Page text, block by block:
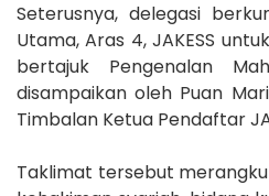
Seterusnya, delegasi
Utama, Aras 4, JAKESS
bertajuk Pengenalan
disampaikan oleh Puan
Timbalan Ketua Pendaftar
Taklimat tersebut